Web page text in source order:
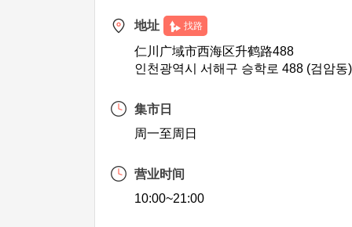
地址 找路
仁川广域市西海区升鹤路488
인천광역시 서해구 승학로 488 (검암동
集市日
周一至周日
营业时间
10:00~21:00